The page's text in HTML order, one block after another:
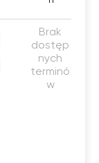
Brak
dostęp
nych
terminó
w